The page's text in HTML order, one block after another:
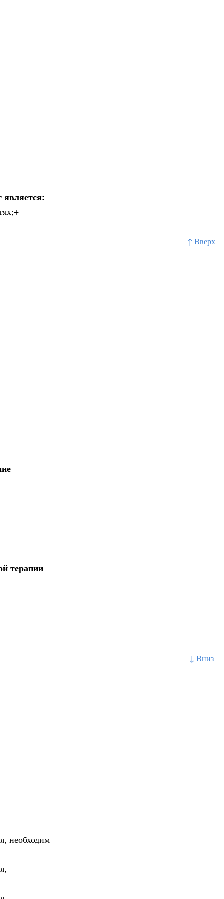
↑ Вверх
↓ Вниз
является:
терапии
необходим